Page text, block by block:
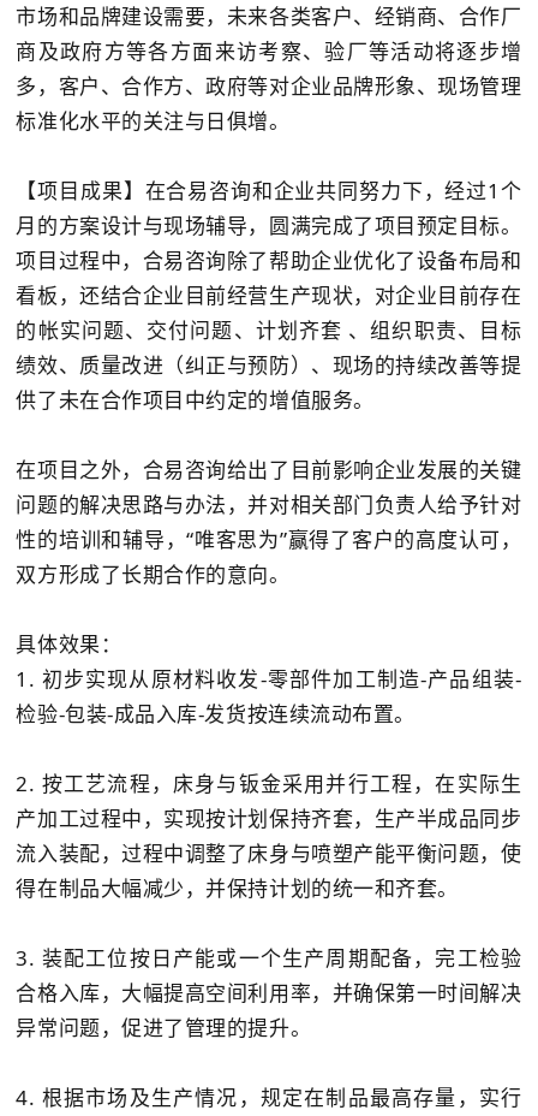
市场和品牌建设需要，未来各类客户、经销商、合作厂
商及政府方等各方面来访考察、验厂等活动将逐步增
多，客户、合作方、政府等对企业品牌形象、现场管理
标准化水平的关注与日俱增。
【项目成果】在合易咨询和企业共同努力下，经过1个
月的方案设计与现场辅导，圆满完成了项目预定目标。
项目过程中，合易咨询除了帮助企业优化了设备布局和
看板，还结合企业目前经营生产现状，对企业目前存在
的帐实问题、交付问题、计划齐套 、组织职责、目标
绩效、质量改进（纠正与预防）、现场的持续改善等提
供了未在合作项目中约定的增值服务。
在项目之外，合易咨询给出了目前影响企业发展的关键
问题的解决思路与办法，并对相关部门负责人给予针对
性的培训和辅导，“唯客思为”赢得了客户的高度认可，
双方形成了长期合作的意向。
具体效果：
1. 初步实现从原材料收发-零部件加工制造-产品组装-
检验-包装-成品入库-发货按连续流动布置。
2. 按工艺流程，床身与钣金采用并行工程，在实际生
产加工过程中，实现按计划保持齐套，生产半成品同步
流入装配，过程中调整了床身与喷塑产能平衡问题，使
得在制品大幅减少，并保持计划的统一和齐套。
3. 装配工位按日产能或一个生产周期配备，完工检验
合格入库，大幅提高空间利用率，并确保第一时间解决
异常问题，促进了管理的提升。
4. 根据市场及生产情况，规定在制品最高存量，实行